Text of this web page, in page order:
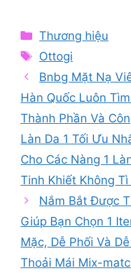
Categories
Thương hiệu
Tags
Ottogi
Bnbg Mặt Nạ
Hàn Quốc Luôn
Thành Phần Và
Làn Da 1 Tối Ưu
Cho Các Nàng 1
Tinh Khiết Không Tì
Nắm Bắt Được
Giúp Bạn Chọn 1
Mặc, Dễ Phối Và
Thoải Mái Mix-